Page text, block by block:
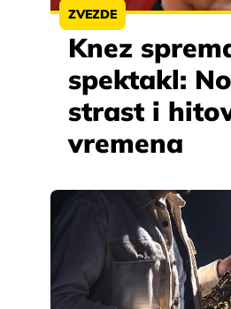
ZVEZDE
Knez
spektakl:
strast i
vremena